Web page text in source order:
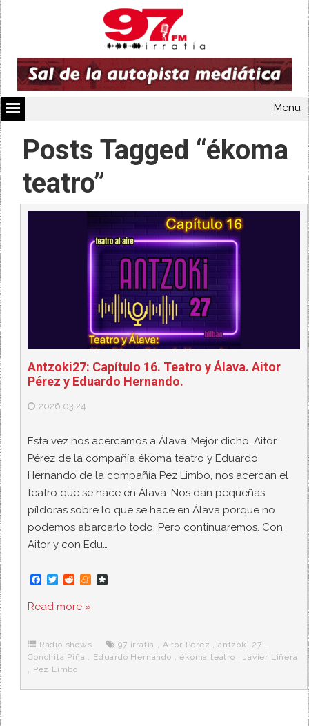
Menu
Posts Tagged “ékoma
teatro”
Antzoki27: Capítulo 16. Teatro y Álava. Aitor
Pérez y Eduardo Hernando.
2026.03.24
Esta vez nos acercamos a Álava. Mejor dicho, Aitor
Pérez de la compañía ékoma teatro y Eduardo
Hernando de la compañía Pez Limbo, nos acercan el
teatro que se hace en Álava. Nos dan pequeñas
píldoras sobre lo que se hace en Álava porque no
podemos abarcarlo todo. Pero continuaremos. Con
Aitor y con Edu…
F
c
e
o
k
T
i
t
r
R
d
d
M
e
r
a
Read more »
Radio shows 97 irratia , Aitor Pérez , antzoki 27 ,
Conchita Piña , Eduardo Hernando ,ékoma teatro ,Javier Liñera
, Pez Limbo